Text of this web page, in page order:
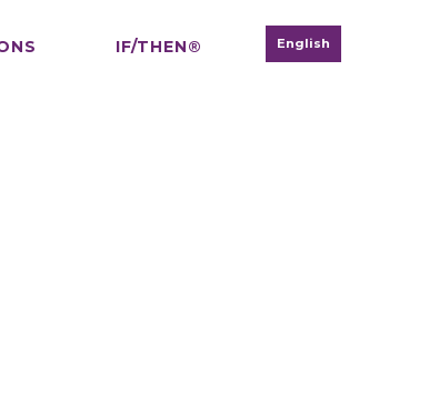
IF/THEN® English